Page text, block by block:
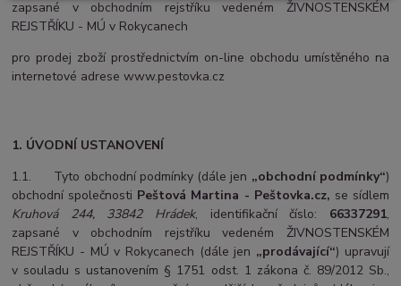
zapsané v obchodním rejstříku vedeném ŽIVNOSTENSKÉM
REJSTŘÍKU - MÚ v Rokycanech
pro prodej zboží prostřednictvím on-line obchodu umístěného na
internetové adresewww.pestovka.cz
1. ÚVODNÍ USTANOVENÍ
1.1. Tyto obchodní podmínky (dále jen „obchodní podmínky“)
obchodní společnosti Peštová Martina - Peštovka.cz, se sídlem
Kruhová 244, 33842 Hrádek, identifikační číslo: 66337291,
zapsané v obchodním rejstříku vedeném ŽIVNOSTENSKÉM
REJSTŘÍKU - MÚ v Rokycanech (dále jen „prodávající“) upravují
v souladu s ustanovením § 1751 odst. 1 zákona č. 89/2012 Sb.,